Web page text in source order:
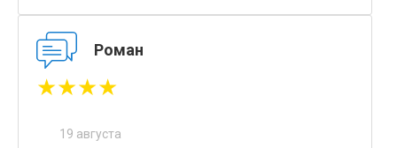
Роман
★★★★
19 августа